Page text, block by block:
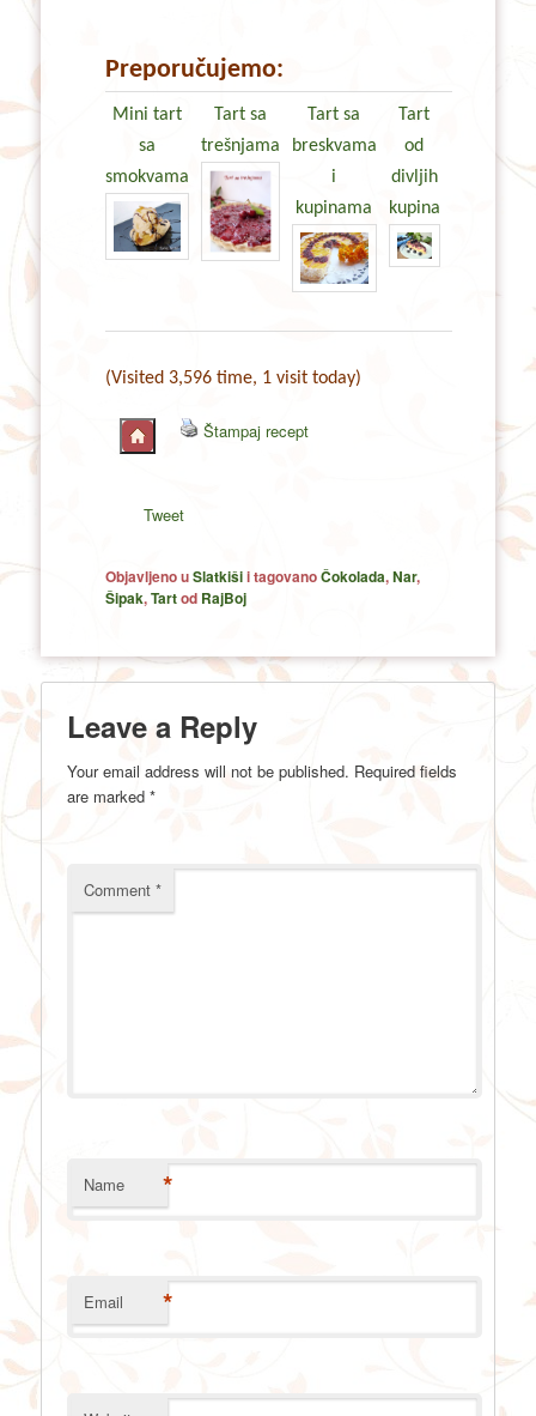
Preporučujemo:
Mini tart
sa
smokvama
Tart sa
trešnjama
Tart sa
breskvama
i
kupinama
Tart
od
divljih
kupina
(Visited 3,596 time, 1 visit today)
Štampaj recept
Tweet
Objavljeno uSlatkišii tagovanoČokolada,Nar,
Šipak,Tartod RajBoj
Leave a Reply
Your email address will not be published. Required fields
are marked*
Comment*
Name *
Email *